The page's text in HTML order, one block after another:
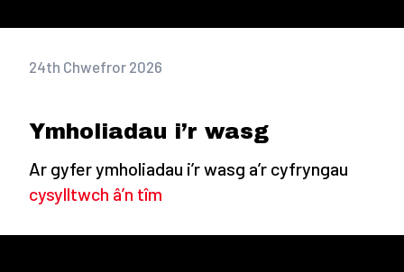
24th Chwefror 2026
Ymholiadau i’r wasg
Ar gyfer ymholiadau i’r wasg a’r cyfryngau
cysylltwch â’n tîm